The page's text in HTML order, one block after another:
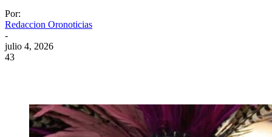
Por:
Redaccion Oronoticias
-
julio 4, 2026
43